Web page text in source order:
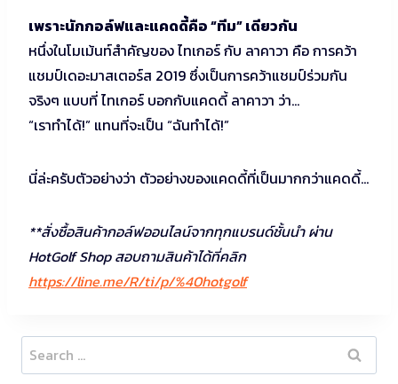
เพราะนักกอล์ฟและแคดดี้คือ “ทีม” เดียวกัน
หนึ่งในโมเม้นท์สำคัญของ ไทเกอร์ กับ ลาคาวา คือ การคว้า
แชมป์เดอะมาสเตอร์ส 2019 ซึ่งเป็นการคว้าแชมป์ร่วมกัน
จริงๆ แบบที่ ไทเกอร์ บอกกับแคดดี้ ลาคาวา ว่า…
“เราทำได้!” แทนที่จะเป็น “ฉันทำได้!”
นี่ล่ะครับตัวอย่างว่า ตัวอย่างของแคดดี้ที่เป็นมากกว่าแคดดี้…
**สั่งซื้อสินค้ากอล์ฟออนไลน์จากทุกแบรนด์ชั้นนำ ผ่าน
HotGolf Shop สอบถามสินค้าได้ที่คลิก
https://line.me/R/ti/p/%40hotgolf
Search
for: